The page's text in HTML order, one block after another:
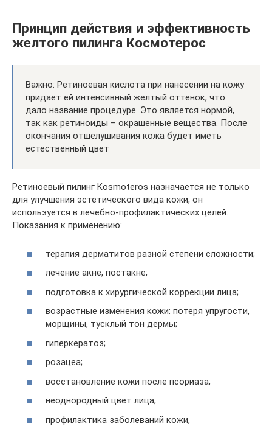
Принцип действия и эффективность
желтого пилинга Космотерос
Важно: Ретиноевая кислота при нанесении на кожу
придает ей интенсивный желтый оттенок, что
дало название процедуре. Это является нормой,
так как ретиноиды – окрашенные вещества. После
окончания отшелушивания кожа будет иметь
естественный цвет
Ретиноевый пилинг Kosmoteros назначается не только
для улучшения эстетического вида кожи, он
используется в лечебно-профилактических целей.
Показания к применению:
терапия дерматитов разной степени сложности;
лечение акне, постакне;
подготовка к хирургической коррекции лица;
возрастные изменения кожи: потеря упругости,
морщины, тусклый тон дермы;
гиперкератоз;
розацеа;
восстановление кожи после псориаза;
неоднородный цвет лица;
профилактика заболеваний кожи,